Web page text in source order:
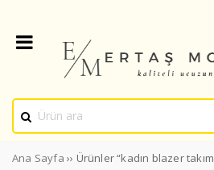
Ana Sayfa ›› Ürünler “kadın blazer